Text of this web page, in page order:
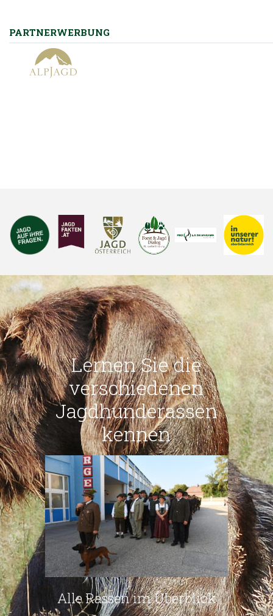
PARTNERWERBUNG
Lernen Sie die
verschiedenen
Jagdhunderassen
kennen
Alle Rassen im Überblick